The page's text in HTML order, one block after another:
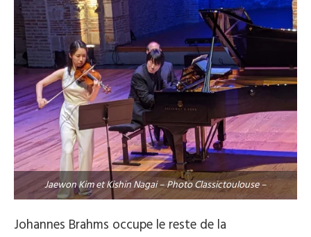
Jaewon Kim et Kishin Nagai – Photo Classictoulouse –
Johannes Brahms occupe le reste de la